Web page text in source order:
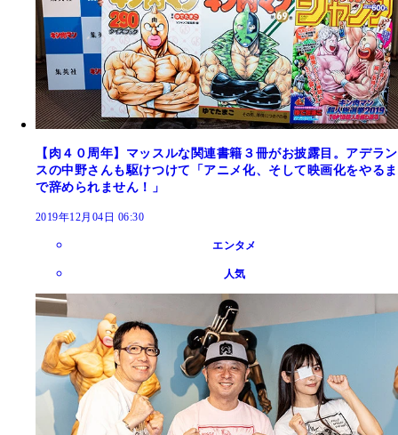
【肉４０周年】マッスルな関連書籍３冊がお披露目。アデラン
スの中野さんも駆けつけて「アニメ化、そして映画化をやるま
で辞められません！」
2019年12月04日 06:30
エンタメ
人気